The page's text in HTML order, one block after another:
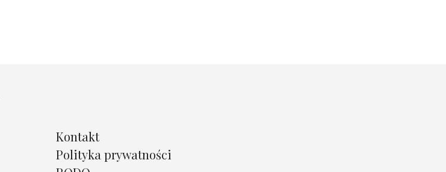
Kontakt
Polityka prywatności